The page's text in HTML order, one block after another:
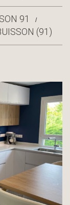
91
(91)